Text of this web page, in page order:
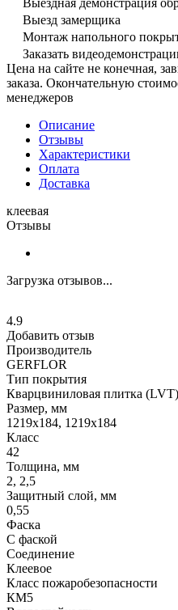
Выезд замерщика
Монтаж напольного
Заказать
Цена на сайте не конечная,
заказа. Окончательную
менеджеров
Описание
Отзывы
Характеристики
Оплата
Доставка
клеевая
Отзывы
Загрузка отзывов...
4.9
Добавить отзыв
Производитель
GERFLOR
Тип покрытия
Кварцвиниловая плитка (LVT)
Размер, мм
1219x184, 1219x184
Класс
42
Толщина, мм
2, 2,5
Защитный слой, мм
0,55
Фаска
С фаской
Соединение
Клеевое
Класс пожаробезопасности
КМ5